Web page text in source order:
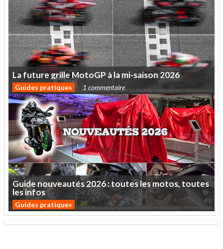
Lafuturegrille MotoGP àlami-saison 2026
Guides pratiques 1 commentaire
Guidenouveautés2026:touteslesmotos,toutes
lesinfos
Guides pratiques